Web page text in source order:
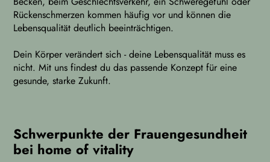
Rückenschmerzen kommen häufig vor und können die
Lebensqualität deutlich beeinträchtigen.
Dein Körper verändert sich - deine Lebensqualität muss es
nicht. Mit uns findest du das passende Konzept für eine
gesunde, starke Zukunft.
Schwerpunkte der Frauengesundheit
bei home of vitality